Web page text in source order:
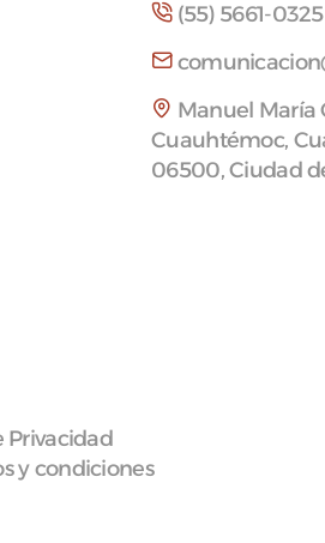
(55) 5661-0325
Manuel María
Cuauhtémoc,
06500, Ciudad
Privacidad
y condiciones